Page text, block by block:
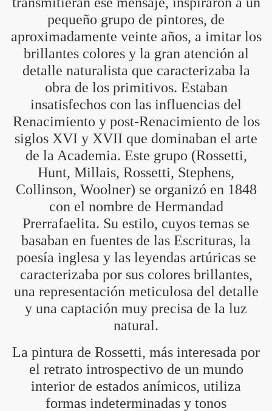
pequeño grupo de pintores, de
aproximadamente veinte años, a imitar los
brillantes colores y la gran atención al
detalle naturalista que caracterizaba la
obra de los primitivos. Estaban
insatisfechos con las influencias del
Renacimiento y post-Renacimiento de los
siglos XVI y XVII que dominaban el arte
de la Academia. Este grupo (Rossetti,
Hunt, Millais, Rossetti, Stephens,
Collinson, Woolner) se organizó en 1848
con el nombre de Hermandad
Prerrafaelita. Su estilo, cuyos temas se
basaban en fuentes de las Escrituras, la
poesía inglesa y las leyendas artúricas se
caracterizaba por sus colores brillantes,
una representación meticulosa del detalle
y una captación muy precisa de la luz
natural.
La pintura de Rossetti, más interesada por
el retrato introspectivo de un mundo
interior de estados anímicos, utiliza
formas indeterminadas y tonos